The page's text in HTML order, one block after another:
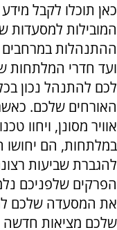
כאן תוכלו לקבל
המובילות למסעדות
ההתנהלות
ועד חדרי המלתחות
לכם להתנהל נכון
האורחים שלכם.
אוויר מסונן, ויחוו
במלתחות, הם יחושו
להגברת שביעות
הפרקים שלפניכם
את המסעדה שלכם
שלכם מציאות חדשה